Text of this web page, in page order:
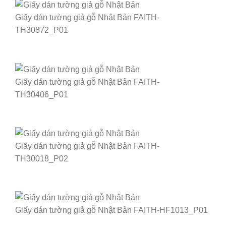
Giấy dán tường giả gỗ Nhật Bản FAITH-
TH30872_P01
Giấy dán tường giả gỗ Nhật Bản FAITH-
TH30406_P01
Giấy dán tường giả gỗ Nhật Bản FAITH-
TH30018_P02
Giấy dán tường giả gỗ Nhật Bản FAITH-HF1013_P01